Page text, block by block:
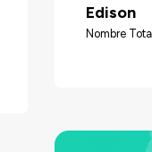
Edison
Nombre